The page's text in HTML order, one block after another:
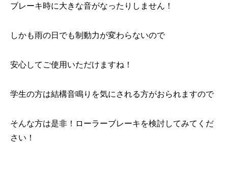
ブレーキ時に大きな音がなったりしません！
しかも雨の日でも制動力が変わらないので
安心してご使用いただけますね！
学生の方は結構音鳴りを気にされる方がおられますので
そんな方は是非！ローラーブレーキを検討してみてくだ
さい！